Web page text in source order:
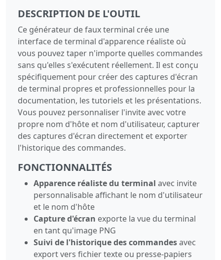
DESCRIPTION DE L'OUTIL
Ce générateur de faux terminal crée une
interface de terminal d'apparence réaliste où
vous pouvez taper n'importe quelles commandes
sans qu'elles s'exécutent réellement. Il est conçu
spécifiquement pour créer des captures d'écran
de terminal propres et professionnelles pour la
documentation, les tutoriels et les présentations.
Vous pouvez personnaliser l'invite avec votre
propre nom d'hôte et nom d'utilisateur, capturer
des captures d'écran directement et exporter
l'historique des commandes.
FONCTIONNALITÉS
Apparence réaliste du terminal avec invite
personnalisable affichant le nom d'utilisateur
et le nom d'hôte
Capture d'écran exporte la vue du terminal
en tant qu'image PNG
Suivi de l'historique des commandesavec
export vers fichier texte ou presse-papiers